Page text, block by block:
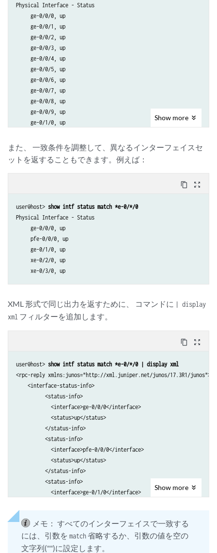
Physical Interface - Status
     ge-0/0/0, up
     ge-0/0/1, up
     ge-0/0/2, up
     ge-0/0/3, up
     ge-0/0/4, up
     ge-0/0/5, up
     ge-0/0/6, up
     ge-0/0/7, up
     ge-0/0/8, up
     ge-0/0/9, up
     ge-0/1/0, up
     ge-0/1/2, up
     ge-0/1/3, up
     ge-0/1/4, up
     ge-0/1/8, up
Show more
また、 一致条件を調整して、異なるインターフェイスセ
ットを返することもできます。例えば：
content_copy zoom_out_map
user@host> show intf status match *e-0/*/0
Physical Interface - Status
     ge-0/0/0, up
     pfe-0/0/0, up
     ge-0/1/0, up
     xe-0/2/0, up
XML 形式で同じ出力を返すために、 コマンドに | display
xml フィルターを追加します。
content_copy zoom_out_map
user@host> show intf status match *e-0/*/0 | display xml
<rpc-reply xmlns:junos="http://xml.juniper.net/junos/17.3R1/junos">
    <interface-status-info>
          <status-info>
            <interface>ge-0/0/0</interface>
            <status>up</status>
          </status-info>
          <status-info>
            <interface>pfe-0/0/0</interface>
            <status>up</status>
          </status-info>
          <status-info>
            <interface>ge-0/1/0</interface>
          </status-info>
          <status-info>
            <interface>xe-0/2/0</interface>
            <status>up</status>
Show more
メモ： すべてのインターフェイスで一致する
には、引数を match省略するか、引数の値を空の
文字列("")に設定します。